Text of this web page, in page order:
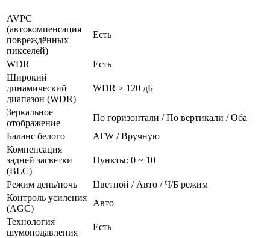
AVPC
(автокомпенсация
повреждённых
пикселей)
Есть
WDR
Есть
Широкий
динамический
диапазон (WDR)
WDR > 120 дБ
Зеркальное
отображение
По горизонтали / По вертикали / Оба
Баланс белого
ATW / Вручную
Компенсация
задней засветки
(BLC)
Пункты: 0 ~ 10
Режим день/ночь
Цветной / Авто / Ч/Б режим
Контроль усиления
(AGC)
Авто
Технология
шумоподавления
Есть